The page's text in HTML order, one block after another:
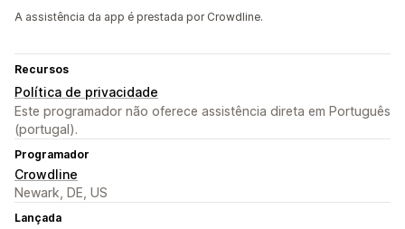
A assistência da app é prestada por Crowdline.
Recursos
Política de privacidade
Este programador não oferece assistência direta em Português
(portugal).
Programador
Crowdline
Newark, DE, US
Lançada